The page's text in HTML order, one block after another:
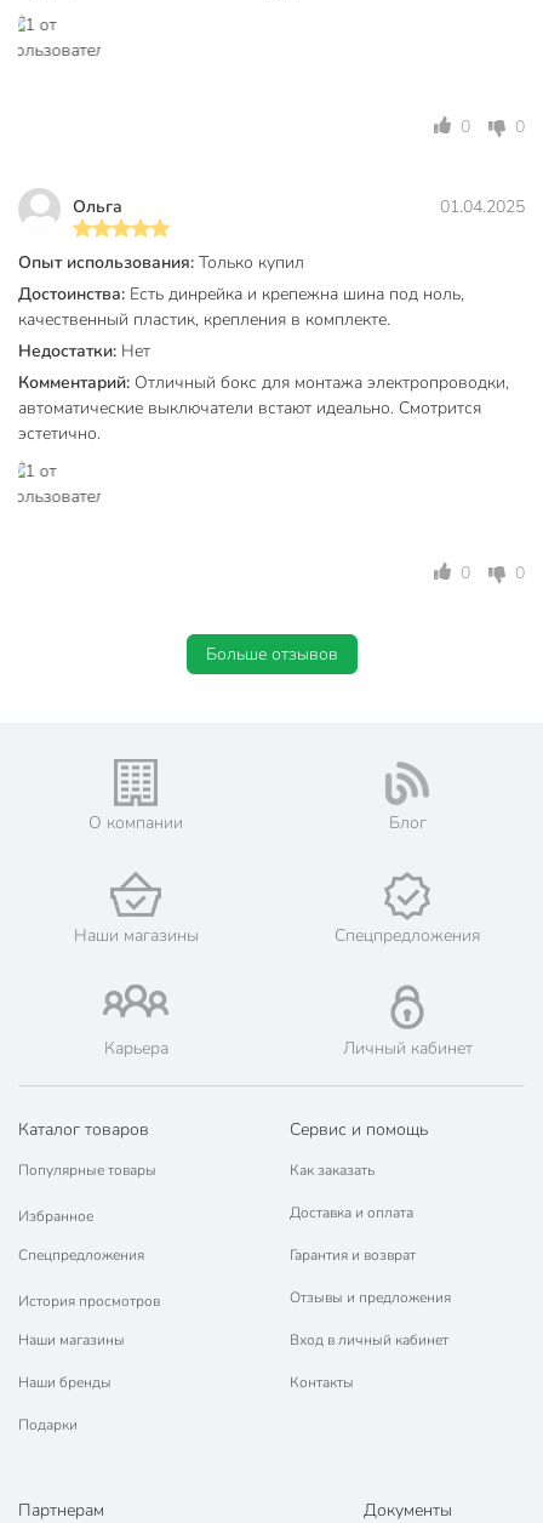
0 0
Ольга 01.04.2025
Опыт использования: Только купил
Достоинства: Есть динрейка и крепежна шина под ноль,
качественный пластик, крепления в комплекте.
Недостатки: Нет
Комментарий: Отличный бокс для монтажа электропроводки,
автоматические выключатели встают идеально. Смотрится
эстетично.
0 0
Больше отзывов
О компании Блог
Наши магазины Спецпредложения
Карьера Личный кабинет
Каталог товаров
Популярные товары
Избранное
Спецпредложения
История просмотров
Наши магазины
Наши бренды
Подарки
Сервис и помощь
Как заказать
Доставка и оплата
Гарантия и возврат
Отзывы и предложения
Вход в личный кабинет
Контакты
Партнерам Документы